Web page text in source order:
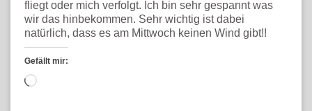
fliegt oder mich verfolgt. Ich bin sehr gespannt was
wir das hinbekommen. Sehr wichtig ist dabei
natürlich, dass es am Mittwoch keinen Wind gibt!!
Gefällt mir:
Wird